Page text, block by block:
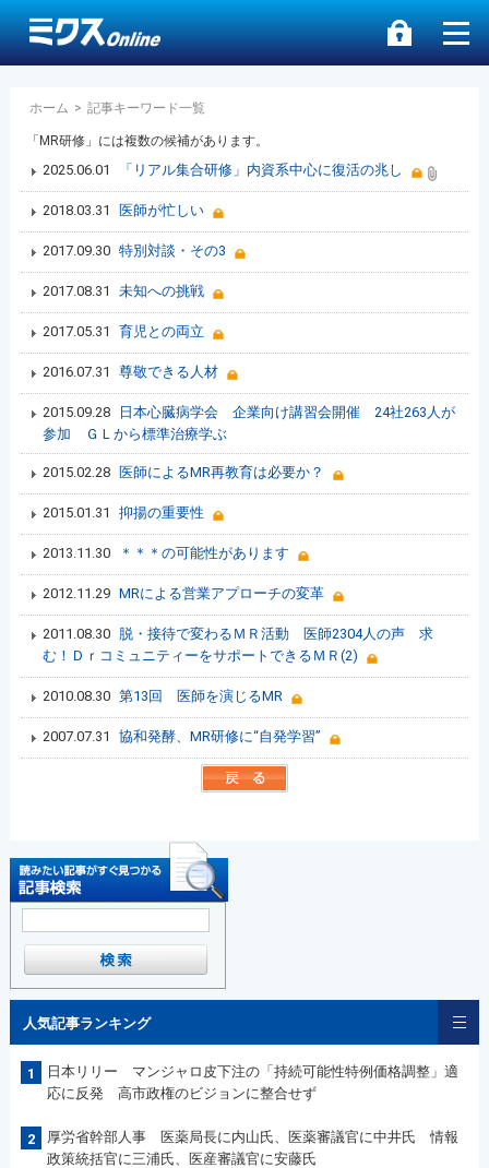
ホーム > 記事キーワード一覧
「MR研修」には複数の候補があります。
2025.06.01 「リアル集合研修」内資系中心に復活の兆し
2018.03.31 医師が忙しい
2017.09.30 特別対談・その3
2017.08.31 未知への挑戦
2017.05.31 育児との両立
2016.07.31 尊敬できる人材
2015.09.28
日本心臓病学会 企業向け講習会開催 24社263人が
参加 ＧＬから標準治療学ぶ
2015.02.28 医師によるMR再教育は必要か？
2015.01.31 抑揚の重要性
2013.11.30 ＊＊＊の可能性があります
2012.11.29 MRによる営業アプローチの変革
2011.08.30
脱・接待で変わるＭＲ活動 医師2304人の声 求
む！ＤｒコミュニティーをサポートできるＭＲ(2)
2010.08.30 第13回 医師を演じるMR
2007.07.31 協和発酵、MR研修に“自発学習”
人気記事ランキング
1
日本リリー マンジャロ皮下注の「持続可能性特例価格調整」適
応に反発 高市政権のビジョンに整合せず
2
厚労省幹部人事 医薬局長に内山氏、医薬審議官に中井氏 情報
政策統括官に三浦氏、医産審議官に安藤氏